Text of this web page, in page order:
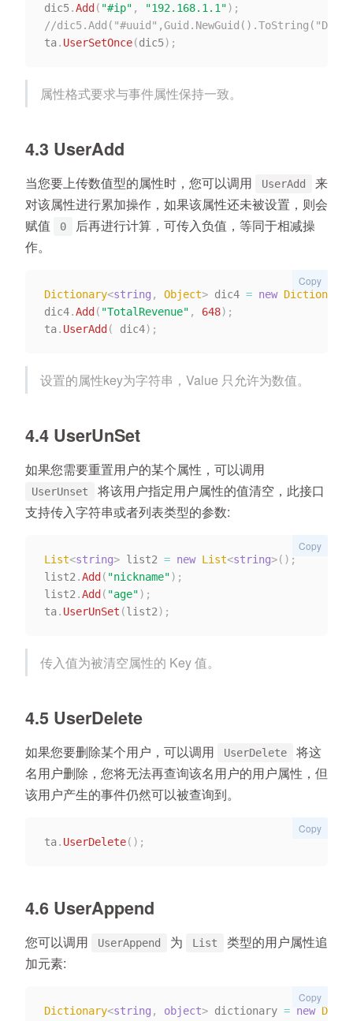
dic5.Add ( "#ip" , "192.168.1.1") ;
//dic5.Add("#uuid",Guid.NewGuid().ToString("D"));
ta. UserSetOnce(dic5) ;
属性格式要求与事件属性保持一致。
4.3 UserAdd
当您要上传数值型的属性时，您可以调用 UserAdd
来
对该属性进行累加操作，如果该属性还未被设置，则会
赋值
0
后再进行计算，可传入负值，等同于相减操
作。
Dictionary<string , Object> dic4 = new Dictionary
dic4.Add ( "TotalRevenue" , 648) ;
ta. UserAdd ( dic4) ;
Copy
设置的属性key为字符串，Value 只允许为数值。
4.4 UserUnSet
如果您需要重置用户的某个属性，可以调用
UserUnset
将该用户指定用户属性的值清空，此接口
支持传入字符串或者列表类型的参数:
List<string> list2 = new List<string>( ) ;
list2 .Add ( "nickname") ;
list2 .Add ( "age") ;
ta. UserUnSet (list2) ;
Copy
传入值为被清空属性的 Key 值。
4.5 UserDelete
如果您要删除某个用户，可以调用 UserDelete
将这
名用户删除，您将无法再查询该名用户的用户属性，但
该用户产生的事件仍然可以被查询到。
ta. UserDelete( ) ;
Copy
4.6 UserAppend
您可以调用 UserAppend 为 List
类型的用户属性追
加元素:
Dictionary<string , object> dictionary = new
Copy